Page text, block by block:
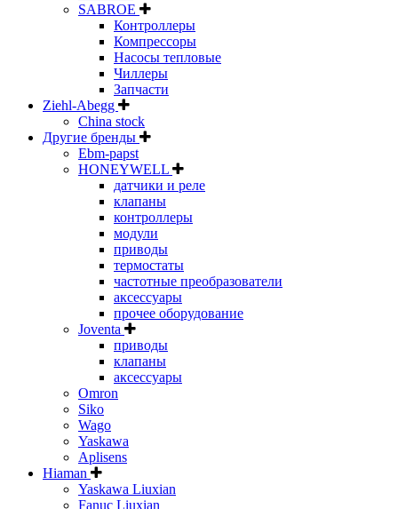
SABROE
Контроллеры
Компрессоры
Насосы тепловые
Чиллеры
Запчасти
Ziehl-Abegg
China stock
Другие бренды
Ebm-papst
HONEYWELL
датчики и реле
клапаны
контроллеры
модули
приводы
термостаты
частотные преобразователи
аксессуары
прочее оборудование
Joventa
приводы
клапаны
аксессуары
Omron
Siko
Wago
Yaskawa
Aplisens
Hiaman
Yaskawa Liuxian
Fanuc Liuxian